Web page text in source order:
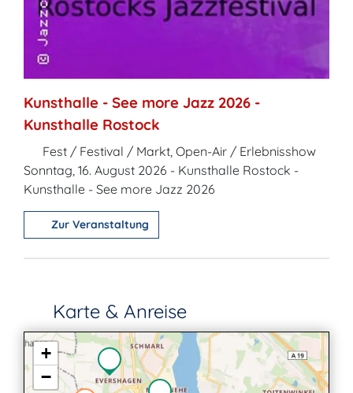
Kunsthalle - See more Jazz 2026 -
Kunsthalle Rostock
Fest / Festival / Markt, Open-Air / Erlebnisshow
Sonntag, 16. August 2026 - Kunsthalle Rostock -
Kunsthalle - See more Jazz 2026
Zur Veranstaltung
Karte & Anreise
+
−